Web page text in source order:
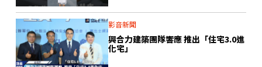
影音新聞
興合力建築團隊響應 推出「住宅3.0進
化宅」